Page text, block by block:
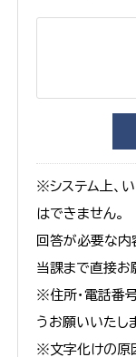
※システム上、
はできません。
回答が必要な内
当課まで直接お
※住所・電話番
うお願いいたし
※文字化けの原